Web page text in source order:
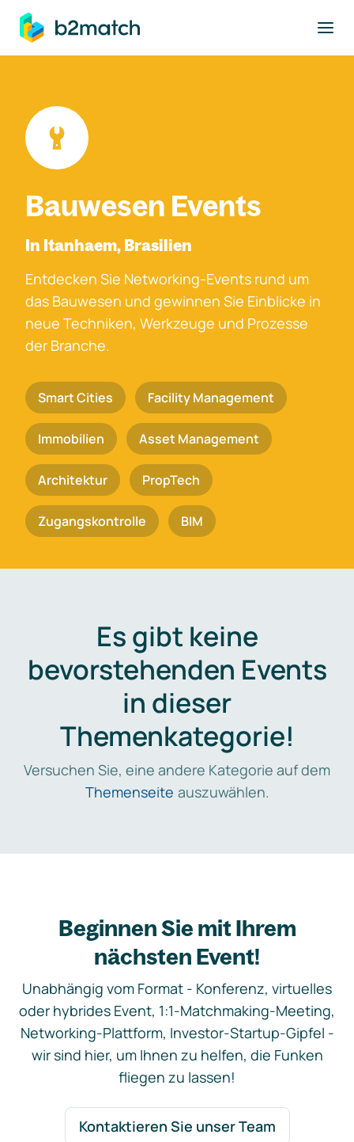
springen
Bauwesen Events
In Itanhaem, Brasilien
Entdecken Sie Networking-Events rund um
das Bauwesen und gewinnen Sie Einblicke in
neue Techniken, Werkzeuge und Prozesse
der Branche.
Smart Cities Facility Management
Immobilien Asset Management
Architektur PropTech
Zugangskontrolle BIM
Es gibt keine
bevorstehenden Events
in dieser
Themenkategorie!
Versuchen Sie, eine andere Kategorie auf dem
Themenseite auszuwählen.
Beginnen Sie mit Ihrem
nächsten Event!
Unabhängig vom Format - Konferenz, virtuelles
oder hybrides Event, 1:1-Matchmaking-Meeting,
Networking-Plattform, Investor-Startup-Gipfel -
wir sind hier, um Ihnen zu helfen, die Funken
fliegen zu lassen!
Kontaktieren Sie unser Team